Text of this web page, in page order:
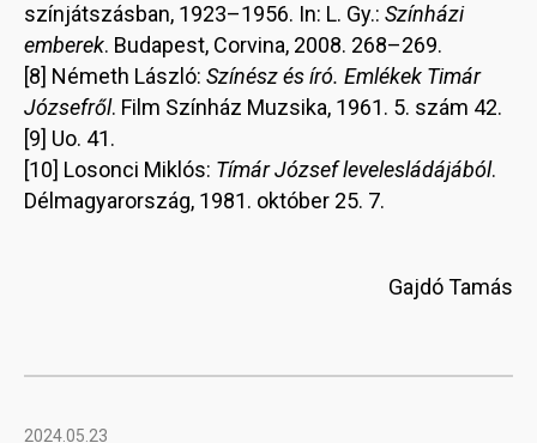
színjátszásban, 1923–1956. In: L. Gy.: Színházi
emberek. Budapest, Corvina, 2008. 268–269.
[8] Németh László: Színész és író. Emlékek Timár
Józsefről. Film Színház Muzsika, 1961. 5. szám 42.
[9] Uo. 41.
[10] Losonci Miklós: Tímár József levelesládájából.
Délmagyarország, 1981. október 25. 7.
Gajdó Tamás
2024.05.23